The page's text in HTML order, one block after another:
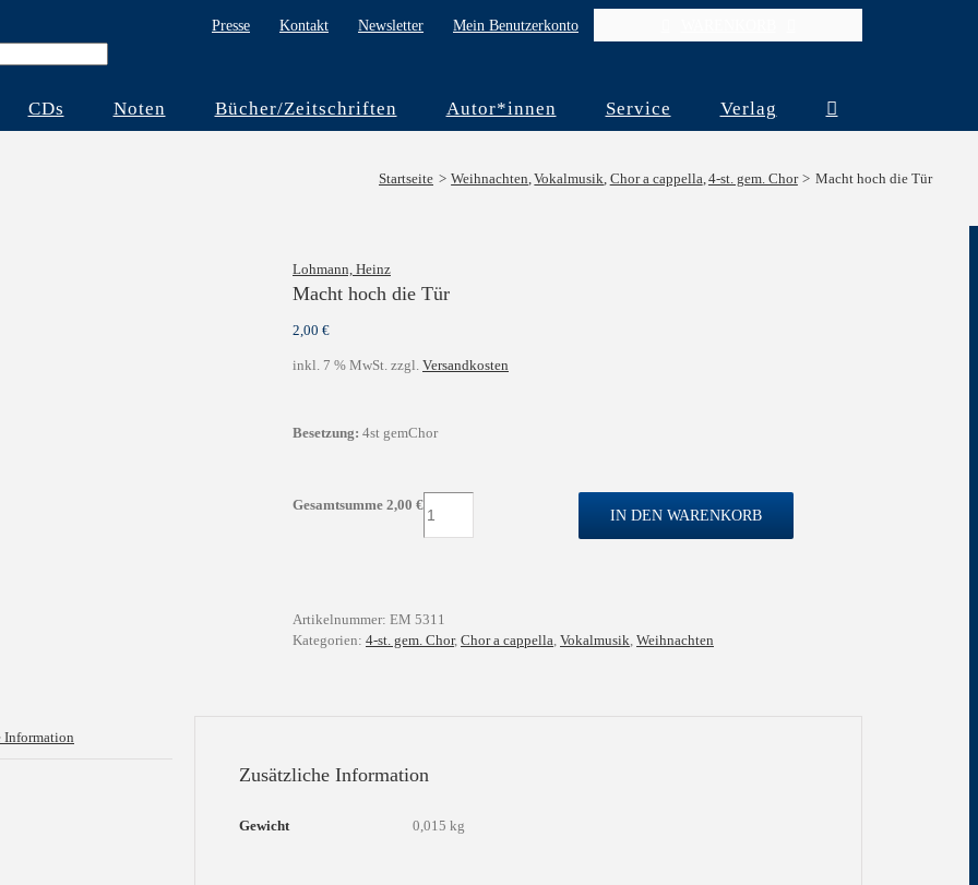
Presse Kontakt Newsletter Mein Benutzerkonto
CDs Noten Bücher/Zeitschriften Autor*innen Service Verlag
Startseite Weihnachten Vokalmusik Chor a cappella 4-st. gem. Chor Macht hoch die Tür
Lohmann, Heinz
Macht hoch die Tür
2,00 €
inkl. 7 % MwSt. zzgl. Versandkosten
Besetzung: 4st gemChor
Gesamtsumme 2,00 €Macht
hoch
die
IN DEN WARENKORB
Artikelnummer: EM 5311
Kategorien: 4-st. gem. Chor, Chor a cappella, Vokalmusik, Weihnachten
Information
Zusätzliche Information
Gewicht 0,015 kg